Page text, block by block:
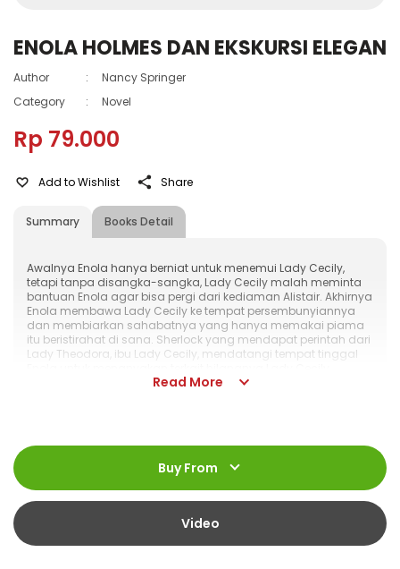
ENOLA HOLMES DAN EKSKURSI ELEGAN
Author :
Nancy Springer
Category
: Novel
Rp 79.000
Summary Books Detail
Add to Wishlist Share
Awalnya Enola hanya berniat untuk menemui Lady Cecily,
tetapi tanpa disangka-sangka, Lady Cecily malah meminta
bantuan Enola agar bisa pergi dari kediaman Alistair. Akhirnya
Enola membawa Lady Cecily ke tempat persembunyiannya
dan membiarkan sahabatnya yang hanya memakai piama
itu beristirahat di sana. Sherlock yang mendapat perintah dari
Lady Theodora, ibu Lady Cecily, mendatangi tempat tinggal
kepada adiknya itu. Enola berpura-pura tidak tahu dan
Read More
ISBN :
978-623-03-1371-4
184 halaman
Size
:
13 cm x 19 cm
26 June 2024
Buy From
Video